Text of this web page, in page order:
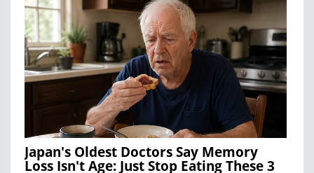
Japan's Oldest Doctors Say Memory
Loss Isn't Age: Just Stop Eating These 3